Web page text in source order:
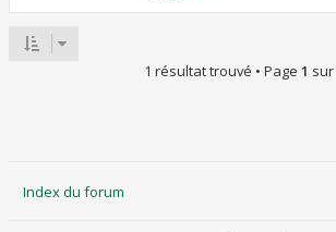
1 résultat trouvé • Page 1 sur
Index du forum